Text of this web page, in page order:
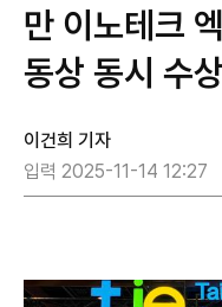
만 이노테크
동상 동시 수
이건희 기자
입력 2025-11-14 12:27